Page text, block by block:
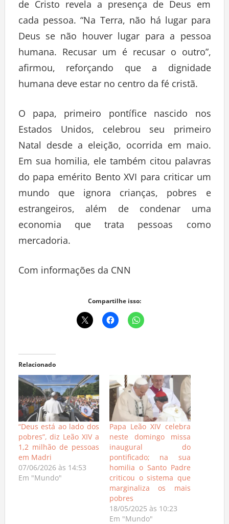
de Cristo revela a presença de Deus em
cada pessoa. “Na Terra, não há lugar para
Deus se não houver lugar para a pessoa
humana. Recusar um é recusar o outro”,
afirmou, reforçando que a dignidade
humana deve estar no centro da fé cristã.
O papa, primeiro pontífice nascido nos
Estados Unidos, celebrou seu primeiro
Natal desde a eleição, ocorrida em maio.
Em sua homilia, ele também citou palavras
do papa emérito Bento XVI para criticar um
mundo que ignora crianças, pobres e
estrangeiros, além de condenar uma
economia que trata pessoas como
mercadoria.
Com informações da CNN
Compartilhe isso:
Relacionado
“Deus está ao lado dos
pobres”, diz Leão XIV a
1,2 milhão de pessoas
em Madri
07/06/2026 às 14:53
Em "Mundo"
Papa Leão XIV celebra
neste domingo missa
inaugural do
pontificado; na sua
homilia o Santo Padre
criticou o sistema que
marginaliza os mais
pobres
18/05/2025 às 10:23
Em "Mundo"